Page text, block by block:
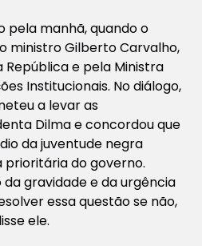
pela manhã, quando o
ministro Gilberto Carvalho,
e pela Ministra
Institucionais. No diálogo,
a levar as
Dilma e concordou que
da juventude negra
do governo.
gravidade e da urgência
essa questão se não,
ele.